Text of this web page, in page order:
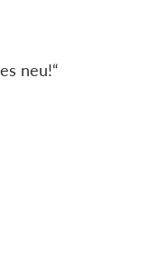
neu!“